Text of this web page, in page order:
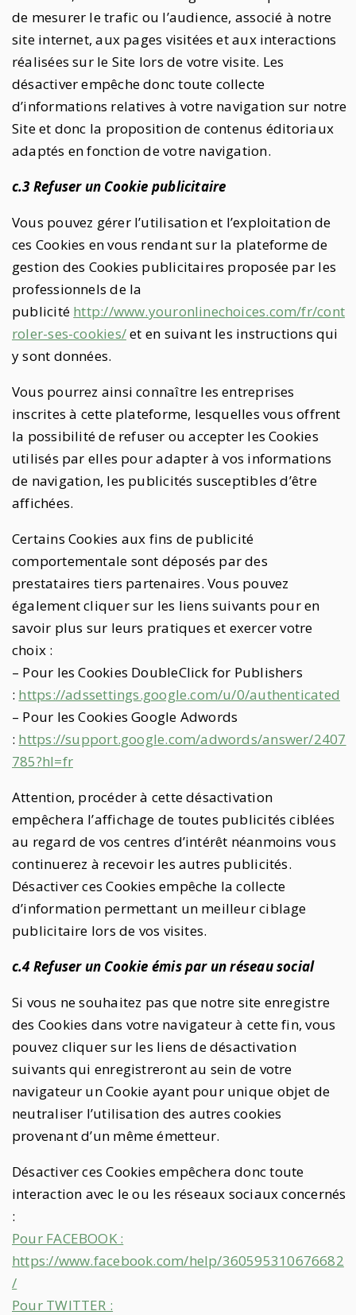
de mesurer le trafic ou l’audience, associé à notre
site internet, aux pages visitées et aux interactions
réalisées sur le Site lors de votre visite. Les
désactiver empêche donc toute collecte
d’informations relatives à votre navigation sur notre
Site et donc la proposition de contenus éditoriaux
adaptés en fonction de votre navigation.
c.3 Refuser un Cookie publicitaire
Vous pouvez gérer l’utilisation et l’exploitation de
ces Cookies en vous rendant sur la plateforme de
gestion des Cookies publicitaires proposée par les
professionnels de la
publicité http://www.youronlinechoices.com/fr/cont
roler-ses-cookies/et en suivant les instructions qui
y sont données.
Vous pourrez ainsi connaître les entreprises
inscrites à cette plateforme, lesquelles vous offrent
la possibilité de refuser ou accepter les Cookies
utilisés par elles pour adapter à vos informations
de navigation, les publicités susceptibles d’être
affichées.
Certains Cookies aux fins de publicité
comportementale sont déposés par des
prestataires tiers partenaires. Vous pouvez
également cliquer sur les liens suivants pour en
savoir plus sur leurs pratiques et exercer votre
choix :
– Pour les Cookies DoubleClick for Publishers
: https://adssettings.google.com/u/0/authenticated
– Pour les Cookies Google Adwords
: https://support.google.com/adwords/answer/2407
785?hl=fr
Attention, procéder à cette désactivation
empêchera l’affichage de toutes publicités ciblées
au regard de vos centres d’intérêt néanmoins vous
continuerez à recevoir les autres publicités.
Désactiver ces Cookies empêche la collecte
d’information permettant un meilleur ciblage
publicitaire lors de vos visites.
c.4 Refuser un Cookie émis par un réseau social
Si vous ne souhaitez pas que notre site enregistre
des Cookies dans votre navigateur à cette fin, vous
pouvez cliquer sur les liens de désactivation
suivants qui enregistreront au sein de votre
navigateur un Cookie ayant pour unique objet de
neutraliser l’utilisation des autres cookies
provenant d’un même émetteur.
Désactiver ces Cookies empêchera donc toute
interaction avec le ou les réseaux sociaux concernés
:
Pour FACEBOOK :
https://www.facebook.com/help/360595310676682
/
Pour TWITTER :